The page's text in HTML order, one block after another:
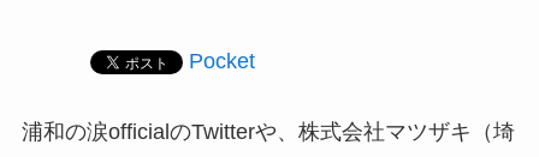
Pocket
浦和の涙officialのTwitterや、株式会社マツザキ（埼